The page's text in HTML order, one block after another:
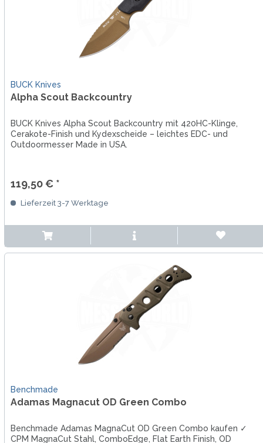
BUCK Knives
Alpha Scout Backcountry
BUCK Knives Alpha Scout Backcountry mit 420HC-Klinge,
Cerakote-Finish und Kydexscheide – leichtes EDC- und
Outdoormesser Made in USA.
119,50 € *
Lieferzeit 3-7 Werktage
Benchmade
Adamas Magnacut OD Green Combo
Benchmade Adamas MagnaCut OD Green Combo kaufen ✓
CPM MagnaCut Stahl, ComboEdge, Flat Earth Finish, OD